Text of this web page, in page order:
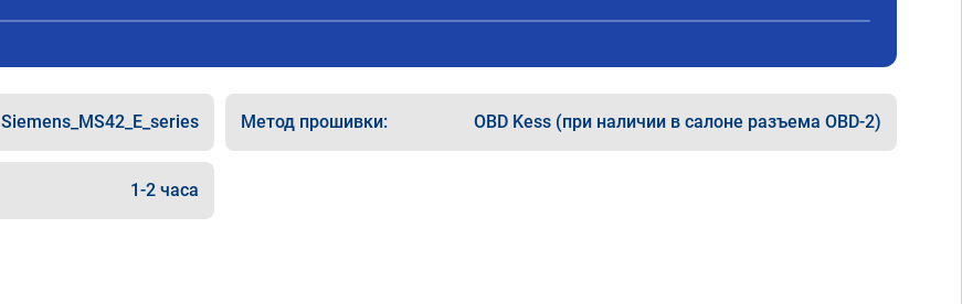
Siemens_MS42_E_series Метод прошивки: OBD Kess (при наличии в салоне разъема OBD-2)
1-2 часа